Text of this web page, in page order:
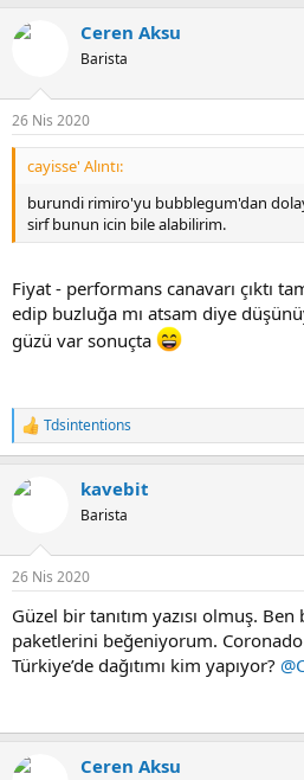
Ceren Aksu
Barista
26 Nis 2020
cayisse' Alıntı:
burundi rimiro'yu bubblegum'dan
sirf bunun icin bile alabilirim.
Fiyat - performans canavarı çıktı
edip buzluğa mı atsam diye
güzü var sonuçta
T
e
k
:
Tdsintentions
kavebit
Barista
26 Nis 2020
Güzel bir tanıtım yazısı olmuş.
paketlerini beğeniyorum.
Türkiye’de dağıtımı kim yapıyor?
Ceren Aksu